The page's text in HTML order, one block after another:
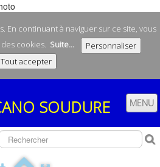
En continuant à naviguer sur ce site, vous
cookies. Suite...
Personnaliser
Tout accepter
SOUDURE MENU